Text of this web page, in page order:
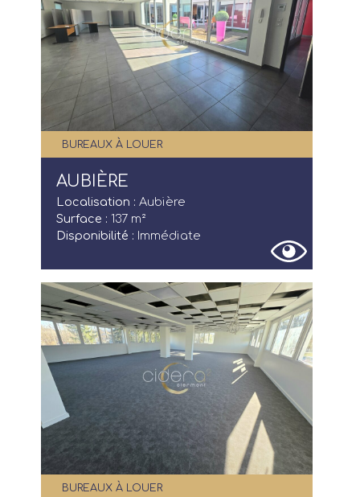
BUREAUX À LOUER
AUBIÈRE
Localisation : Aubière
Surface : 137 m²
Disponibilité : Immédiate
BUREAUX À LOUER